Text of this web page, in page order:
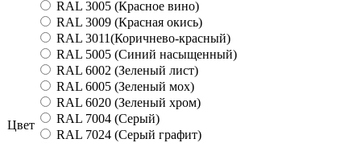
Цвет
RAL 3005 (Красное вино)
RAL 3009 (Красная окись)
RAL 3011(Коричнево-красный)
RAL 5005 (Синий насыщенный)
RAL 6002 (Зеленый лист)
RAL 6005 (Зеленый мох)
RAL 6020 (Зеленый хром)
RAL 7004 (Серый)
RAL 7024 (Серый графит)